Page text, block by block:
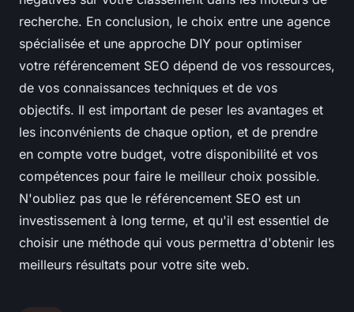
recherche. En conclusion, le choix entre une agence
spécialisée et une approche DIY pour optimiser
votre référencement SEO dépend de vos ressources,
de vos connaissances techniques et de vos
objectifs. Il est important de peser les avantages et
les inconvénients de chaque option, et de prendre
en compte votre budget, votre disponibilité et vos
compétences pour faire le meilleur choix possible.
N'oubliez pas que le référencement SEO est un
investissement à long terme, et qu'il est essentiel de
choisir une méthode qui vous permettra d'obtenir les
meilleurs résultats pour votre site web.